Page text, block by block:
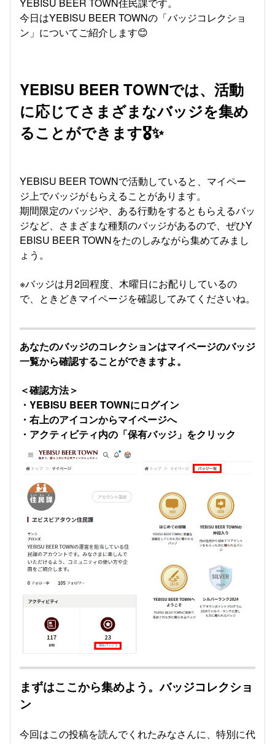
今日はYEBISU BEER TOWNの「バッジコレクショ
ン」についてご紹介します😊
YEBISU BEER TOWNでは、活動
に応じてさまざまなバッジを集め
ることができます🎖️✨
YEBISU BEER TOWNで活動していると、マイペー
ジ上でバッジがもらえることがあります。
期間限定のバッジや、ある行動をするともらえるバッ
ジなど、さまざまな種類のバッジがあるので、ぜひY
EBISU BEER TOWNをたのしみながら集めてみまし
ょう。
※バッジは月2回程度、木曜日にお配りしているの
で、ときどきマイページを確認してみてくださいね。
あなたのバッジのコレクションはマイページのバッジ
一覧から確認することができますよ。
＜確認方法＞
・YEBISU BEER TOWNにログイン
・右上のアイコンからマイページへ
・アクティビティ内の「保有バッジ」をクリック
まずはここから集めよう。バッジコレクショ
ン
今回はこの投稿を読んでくれたみなさんに、特別に代